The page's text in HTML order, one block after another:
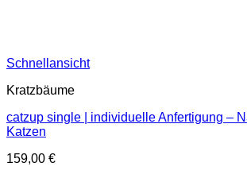
Schnellansicht
Kratzbäume
catzup single | individuelle Anfertigung –
Katzen
159,00 €